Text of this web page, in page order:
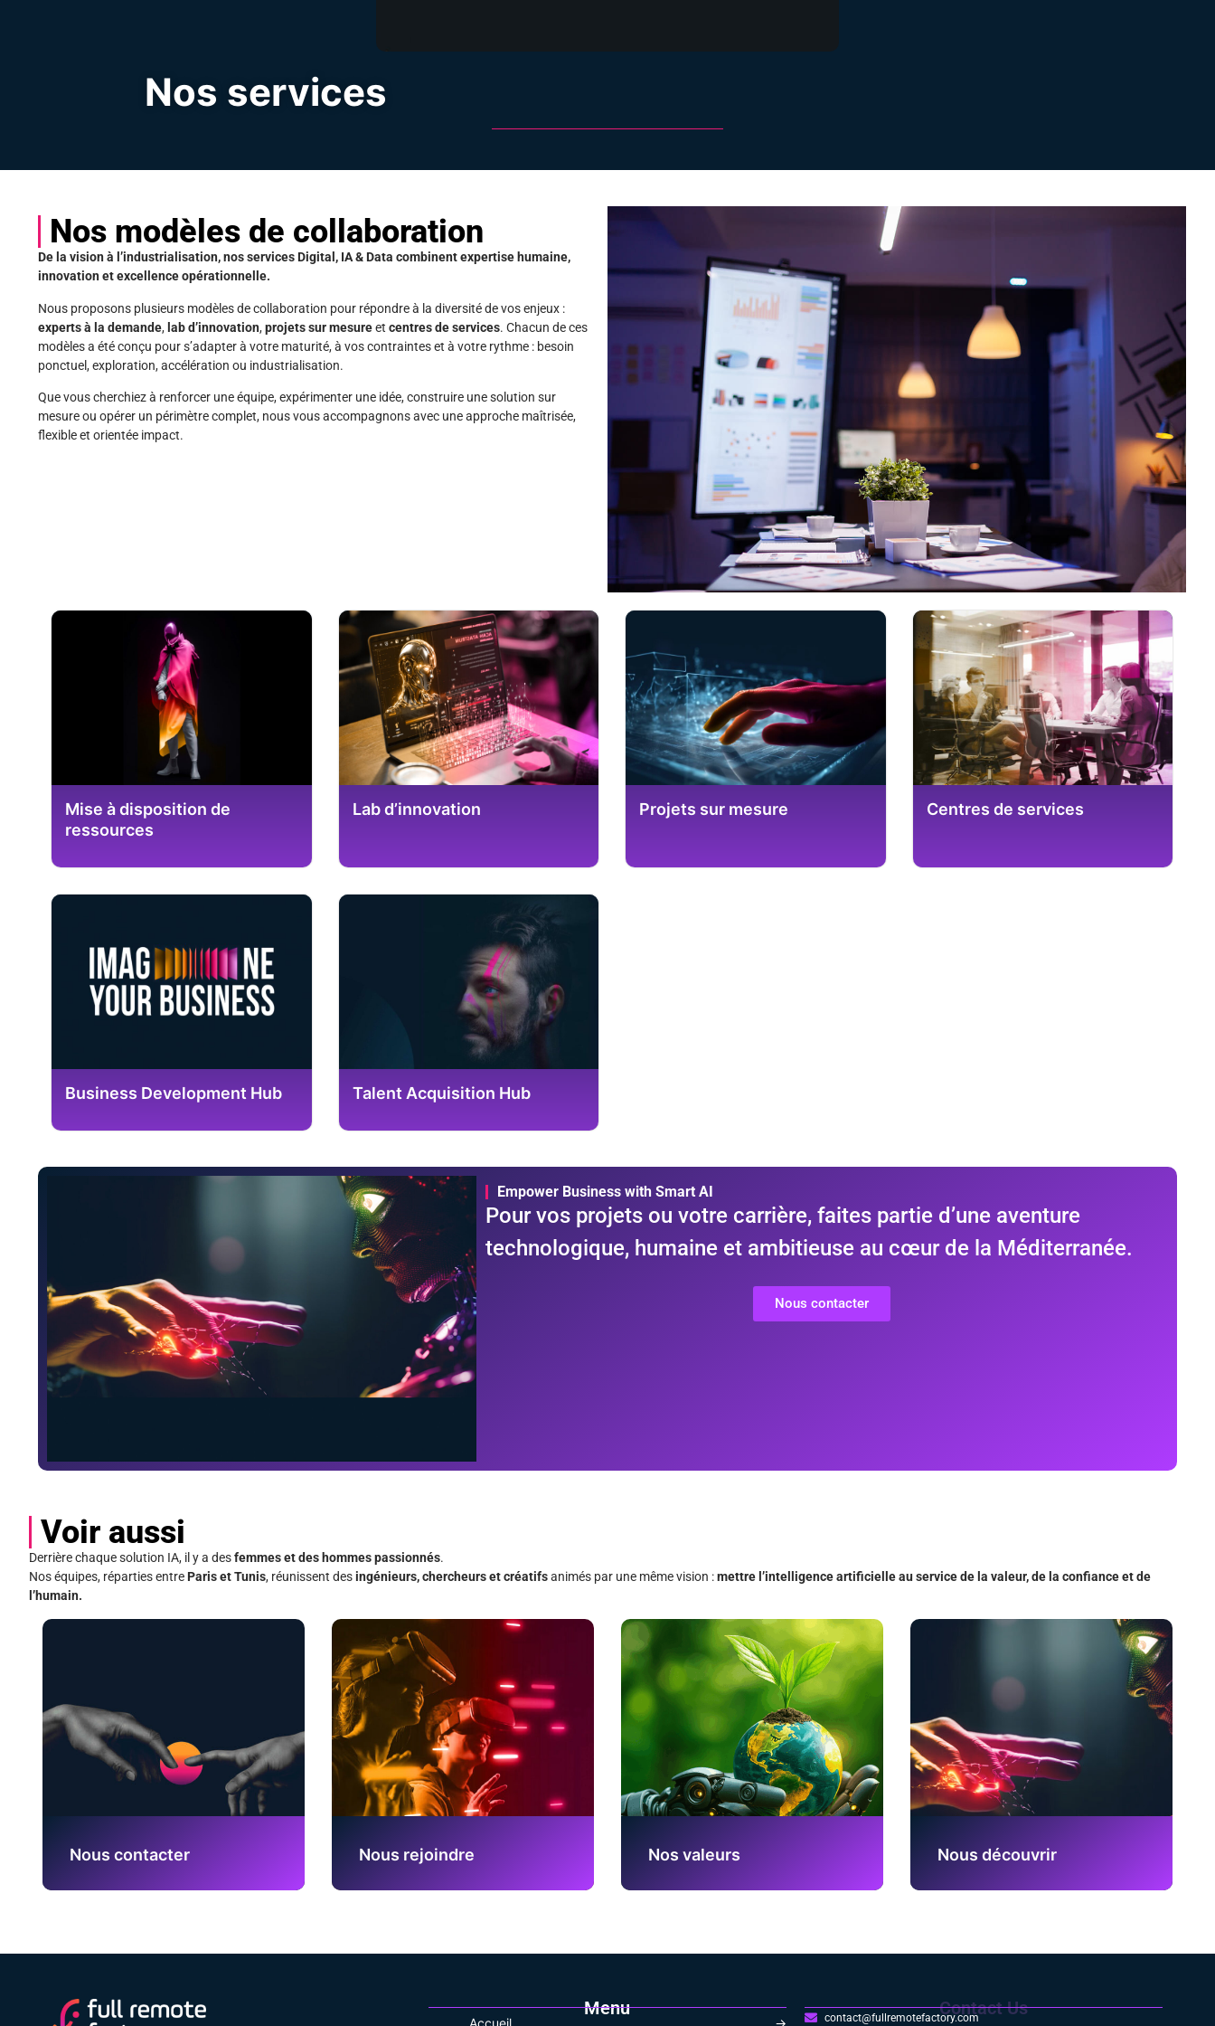
Nos services
Nos modèles de collaboration
De la vision à l’industrialisation, nos services Digital, IA & Data combinent expertise humaine,
innovation et excellence opérationnelle.
Nous proposons plusieurs modèles de collaboration pour répondre à la diversité de vos enjeux :
experts à la demande, lab d’innovation,projets sur mesureet centres de services. Chacun de ces
modèles a été conçu pour s’adapter à votre maturité, à vos contraintes et à votre rythme : besoin
ponctuel, exploration, accélération ou industrialisation.
Que vous cherchiez à renforcer une équipe, expérimenter une idée, construire une solution sur
mesure ou opérer un périmètre complet, nous vous accompagnons avec une approche maîtrisée,
flexible et orientée impact.
Mise à disposition de
ressources
Lab d’innovation Projets sur mesure Centres de services
Business Development Hub Talent Acquisition Hub
Empower Business with Smart AI
Pour vos projets ou votre carrière, faites partie d’une aventure
technologique, humaine et ambitieuse au cœur de la Méditerranée.
Nous contacter
Voir aussi
Derrière chaque solution IA, il y a desfemmes et des hommes passionnés.
Nos équipes, réparties entreParis et Tunis, réunissent desingénieurs, chercheurs et créatifsanimés par une même vision :mettre l’intelligence artificielle au service de la valeur, de la confiance et de
l’humain.
Nous contacter Nous rejoindre Nos valeurs Nous découvrir
Menu
Accueil
Contact Us
contact@fullremotefactory.com